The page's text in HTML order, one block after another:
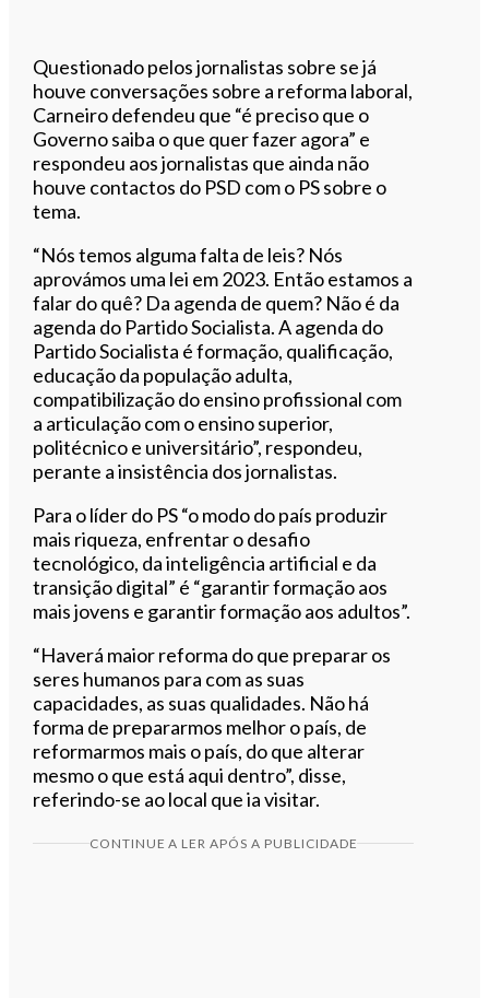
Questionado pelos jornalistas sobre se já
houve conversações sobre a reforma laboral,
Carneiro defendeu que “é preciso que o
Governo saiba o que quer fazer agora” e
respondeu aos jornalistas que ainda não
houve contactos do PSD com o PS sobre o
tema.
“Nós temos alguma falta de leis? Nós
aprovámos uma lei em 2023. Então estamos a
falar do quê? Da agenda de quem? Não é da
agenda do Partido Socialista. A agenda do
Partido Socialista é formação, qualificação,
educação da população adulta,
compatibilização do ensino profissional com
a articulação com o ensino superior,
politécnico e universitário”, respondeu,
perante a insistência dos jornalistas.
Para o líder do PS “o modo do país produzir
mais riqueza, enfrentar o desafio
tecnológico, da inteligência artificial e da
transição digital” é “garantir formação aos
mais jovens e garantir formação aos adultos”.
“Haverá maior reforma do que preparar os
seres humanos para com as suas
capacidades, as suas qualidades. Não há
forma de prepararmos melhor o país, de
reformarmos mais o país, do que alterar
mesmo o que está aqui dentro”, disse,
referindo-se ao local que ia visitar.
CONTINUE A LER APÓS A PUBLICIDADE